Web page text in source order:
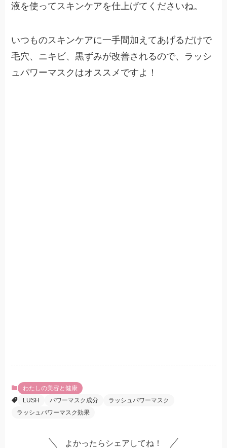
液を使ってスキンケアを仕上げてくださいね。
いつものスキンケアに一手間加えてあげるだけで
毛穴、ニキビ、黒ずみが改善されるので、ラッシ
ュパワーマスクはオススメですよ！
わたしの美容と健康
LUSH
パワーマスク成分
ラッシュパワーマスク
ラッシュパワーマスク効果
よかったらシェアしてね！